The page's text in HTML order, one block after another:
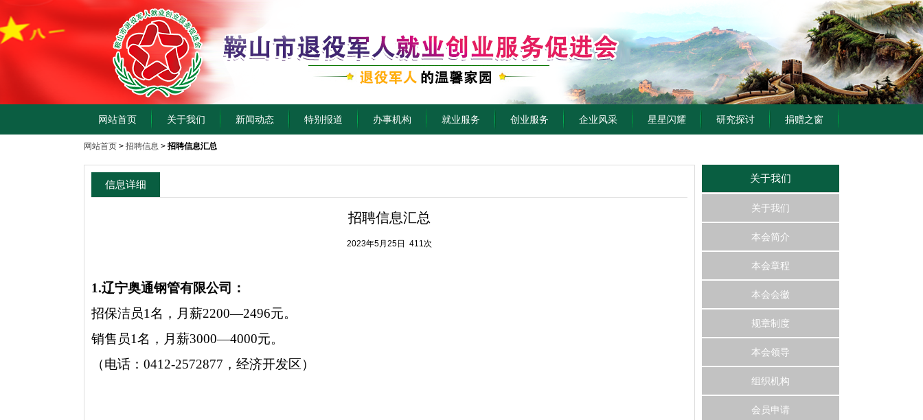
网站首页 关于我们 新闻动态 特别报道 办事机构 就业服务 创业服务 企业风采 星星闪耀 研究探讨 捐赠之窗
网站首页 > 招聘信息 > 招聘信息汇总
信息详细
招聘信息汇总
2023年5月25日 411次
1.辽宁奥通钢管有限公司：
招保洁员1名，月薪2200—2496元。
销售员1名，月薪3000—4000元。
（电话：0412-2572877，经济开发区）
关于我们
关于我们
本会简介
本会章程
本会会徽
规章制度
本会领导
组织机构
会员申请